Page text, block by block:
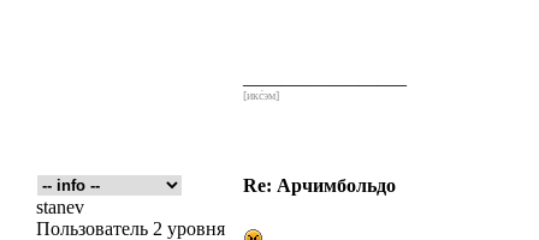
[икс́эм]
Re: Арчимбольдо
stanev
Пользователь 2 уровня